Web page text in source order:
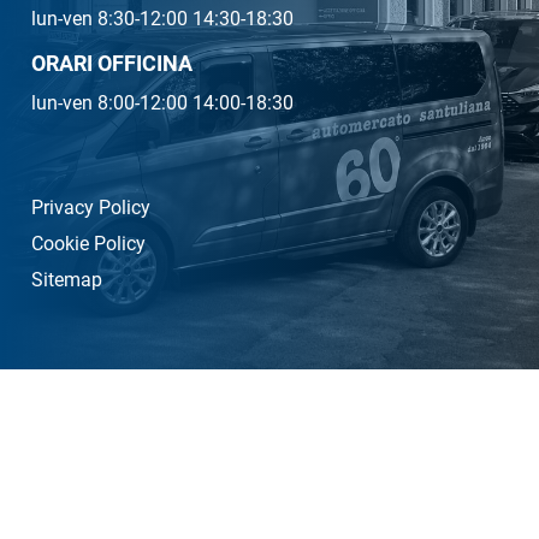
lun-ven 8:30-12:00 14:30-18:30
ORARI OFFICINA
lun-ven 8:00-12:00 14:00-18:30
Privacy Policy
Cookie Policy
Sitemap